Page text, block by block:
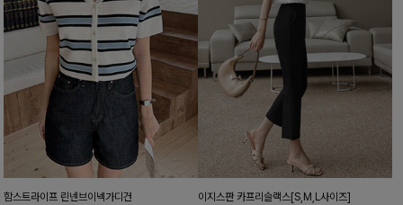
함스트라이프 린넨브이넥가디건 이지스판 카프리슬랙스[S,M,L사이즈]